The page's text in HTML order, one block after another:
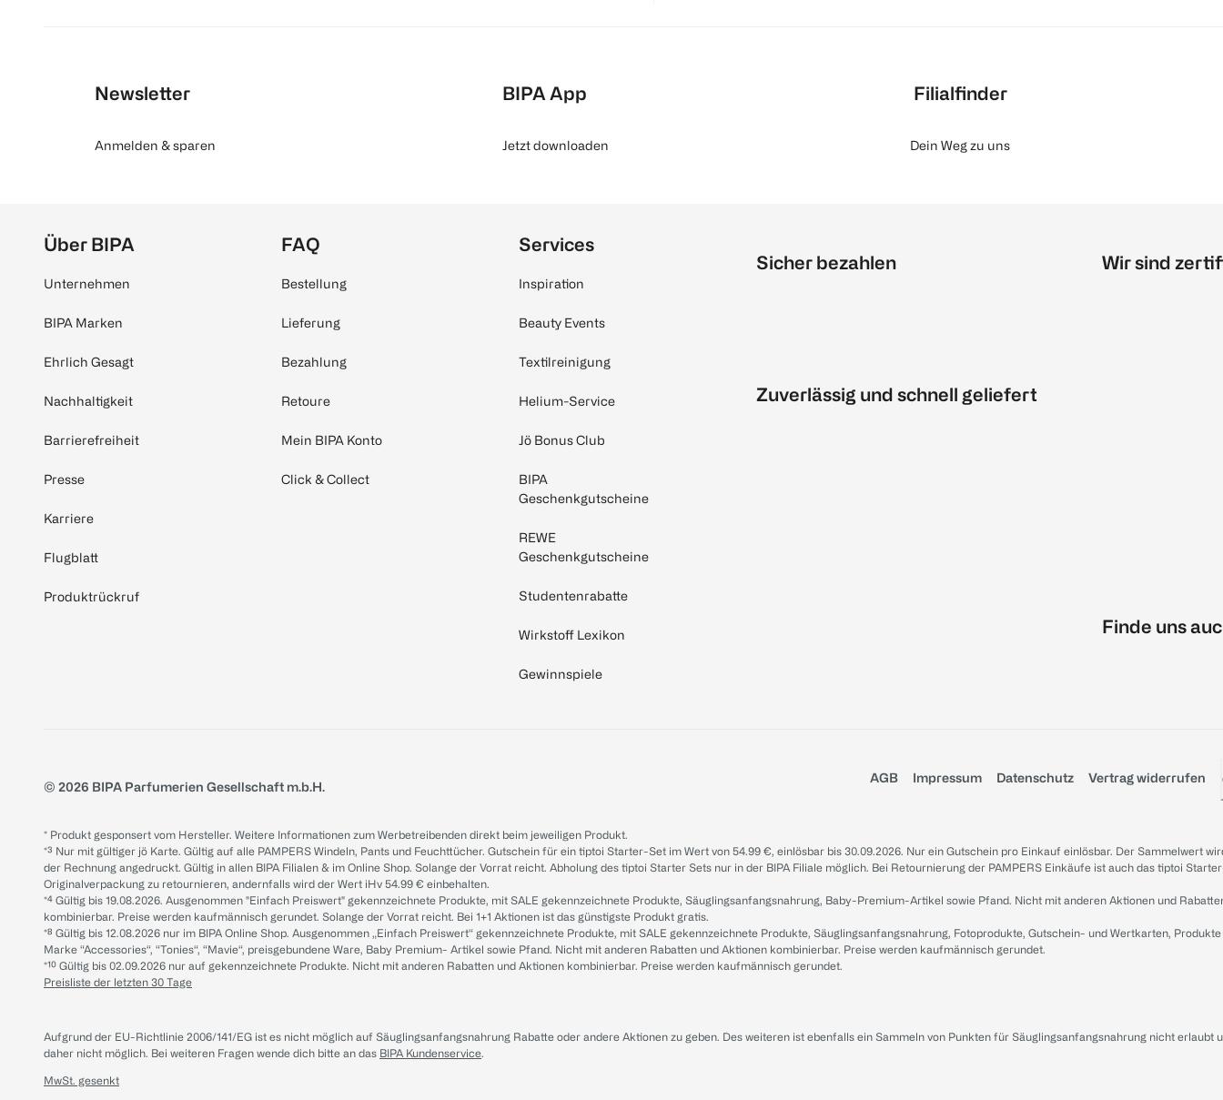
Newsletter
Anmelden & sparen
BIPA App
Jetzt downloaden
Filialfinder
Dein Weg zu uns
Über BIPA
Unternehmen
BIPA Marken
Ehrlich Gesagt
Nachhaltigkeit
Barrierefreiheit
Presse
Karriere
Flugblatt
Produktrückruf
FAQ
Bestellung
Lieferung
Bezahlung
Retoure
Mein BIPA Konto
Click & Collect
Services
Inspiration
Beauty Events
Textilreinigung
Helium-Service
Jö Bonus Club
BIPA
Geschenkgutscheine
REWE
Geschenkgutscheine
Studentenrabatte
Wirkstoff Lexikon
Gewinnspiele
Sicher bezahlen
Zuverlässig und schnell geliefert
Wir sind
Finde uns
© 2026 BIPA Parfumerien Gesellschaft m.b.H.
AGB Impressum Datenschutz Vertrag widerrufen
* Produkt gesponsert vom Hersteller. Weitere Informationen zum Werbetreibenden direkt beim jeweiligen Produkt.
*³ Nur mit gültiger jö Karte. Gültig auf alle PAMPERS Windeln, Pants und Feuchttücher. Gutschein für ein tiptoi Starter-Set im Wert von 54.99 €, einlösbar bis 30.09.2026. Nur ein Gutschein pro Einkauf einlösbar. Der Sammelwert
der Rechnung angedruckt. Gültig in allen BIPA Filialen & im Online Shop. Solange der Vorrat reicht. Abholung des tiptoi Starter Sets nur in der BIPA Filiale möglich. Bei Retournierung der PAMPERS Einkäufe ist auch das tiptoi
Originalverpackung zu retournieren, andernfalls wird der Wert iHv 54.99 € einbehalten.
*⁴ Gültig bis 19.08.2026. Ausgenommen "Einfach Preiswert" gekennzeichnete Produkte, mit SALE gekennzeichnete Produkte, Säuglingsanfangsnahrung, Baby-Premium-Artikel sowie Pfand. Nicht mit anderen Aktionen und
kombinierbar. Preise werden kaufmännisch gerundet. Solange der Vorrat reicht. Bei 1+1 Aktionen ist das günstigste Produkt gratis.
*⁸ Gültig bis 12.08.2026 nur im BIPA Online Shop. Ausgenommen „Einfach Preiswert“ gekennzeichnete Produkte, mit SALE gekennzeichnete Produkte, Säuglingsanfangsnahrung, Fotoprodukte, Gutschein- und Wertkarten,
Marke “Accessories“, “Tonies“, “Mavie“, preisgebundene Ware, Baby Premium- Artikel sowie Pfand. Nicht mit anderen Rabatten und Aktionen kombinierbar. Preise werden kaufmännisch gerundet.
*¹⁰ Gültig bis 02.09.2026 nur auf gekennzeichnete Produkte. Nicht mit anderen Rabatten und Aktionen kombinierbar. Preise werden kaufmännisch gerundet.
Preisliste der letzten 30 Tage
Aufgrund der EU-Richtlinie 2006/141/EG ist es nicht möglich auf Säuglingsanfangsnahrung Rabatte oder andere Aktionen zu geben. Des weiteren ist ebenfalls ein Sammeln von Punkten für Säuglingsanfangsnahrung nicht erlaubt
daher nicht möglich. Bei weiteren Fragen wende dich bitte an das BIPA Kundenservice.
MwSt. gesenkt